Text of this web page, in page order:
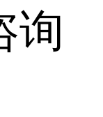
询